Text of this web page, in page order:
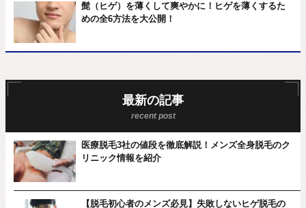
髭（ヒゲ）を薄くして爽やかに！ヒゲを薄くするた
めの全6方法を大公開！
最新の記事
医療脱毛3社の値段を徹底解説！メンズ全身脱毛のク
リニック情報を紹介
【脱毛初心者のメンズ必見】失敗しないヒゲ脱毛の